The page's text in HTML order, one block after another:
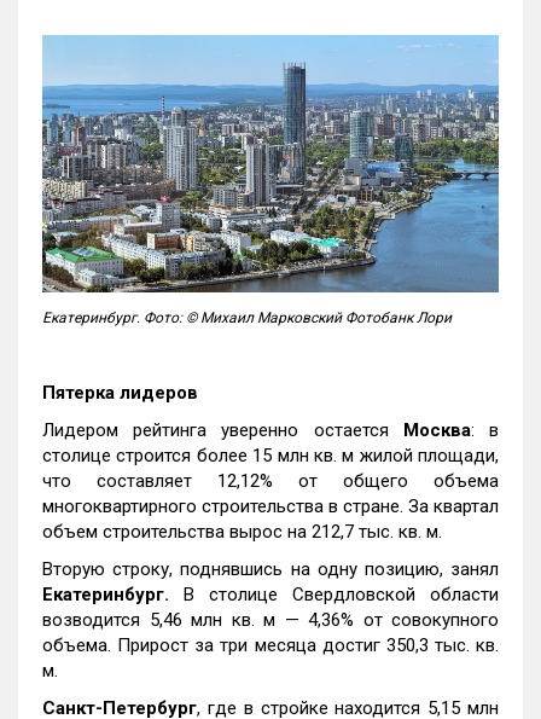
Екатеринбург. Фото: © Михаил Марковский Фотобанк Лори
Пятерка лидеров
Лидером рейтинга уверенно остается Москва: в
столице строится более 15 млн кв. м жилой площади,
что составляет 12,12% от общего объема
многоквартирного строительства в стране. За квартал
объем строительства вырос на 212,7 тыс. кв. м.
Вторую строку, поднявшись на одну позицию, занял
Екатеринбург. В столице Свердловской области
возводится 5,46 млн кв. м — 4,36% от совокупного
объема. Прирост за три месяца достиг 350,3 тыс. кв.
м.
Санкт-Петербург, где в стройке находится 5,15 млн